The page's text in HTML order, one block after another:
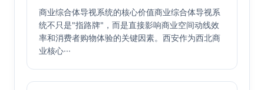
商业综合体导视系统的核心价值商业综合体导视系
统不只是"指路牌"，而是直接影响商业空间动线效
率和消费者购物体验的关键因素。西安作为西北商
业核心···